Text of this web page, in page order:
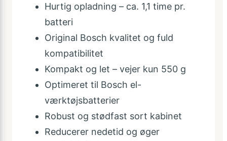
Hurtig opladning – ca. 1,1 time pr.
batteri
Original Bosch kvalitet og fuld
kompatibilitet
Kompakt og let – vejer kun 550 g
Optimeret til Bosch el-
værktøjsbatterier
Robust og stødfast sort kabinet
Reducerer nedetid og øger